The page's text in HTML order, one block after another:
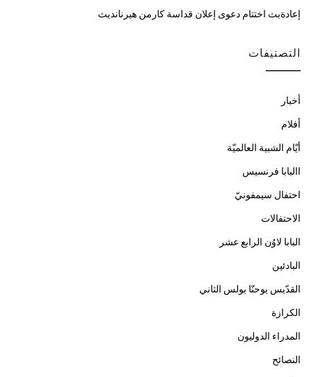
إعادةبث اختتام دعوى إعلان قداسة كارمن هيرنانديث
التصنيفات
أخبار
أفلام
أيّام الشبية العالميّة
االبابا فرنسيس
احتفال سيمفونيّ
الاحتفالات
البابا لاوُن الرابع عشر
البادئين
القدّيس يوحنّا بولس الثاني
الكرازة
المدراء الدوليون
النصائح